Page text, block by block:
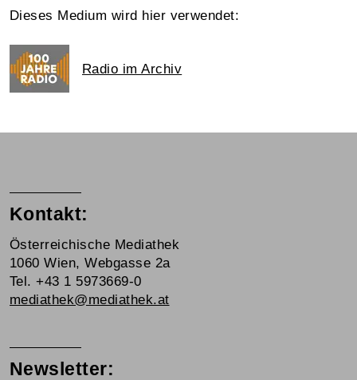
Dieses Medium wird hier verwendet:
Radio im Archiv
Kontakt:
Österreichische Mediathek
1060 Wien, Webgasse 2a
Tel. +43 1 5973669-0
mediathek@mediathek.at
Newsletter: